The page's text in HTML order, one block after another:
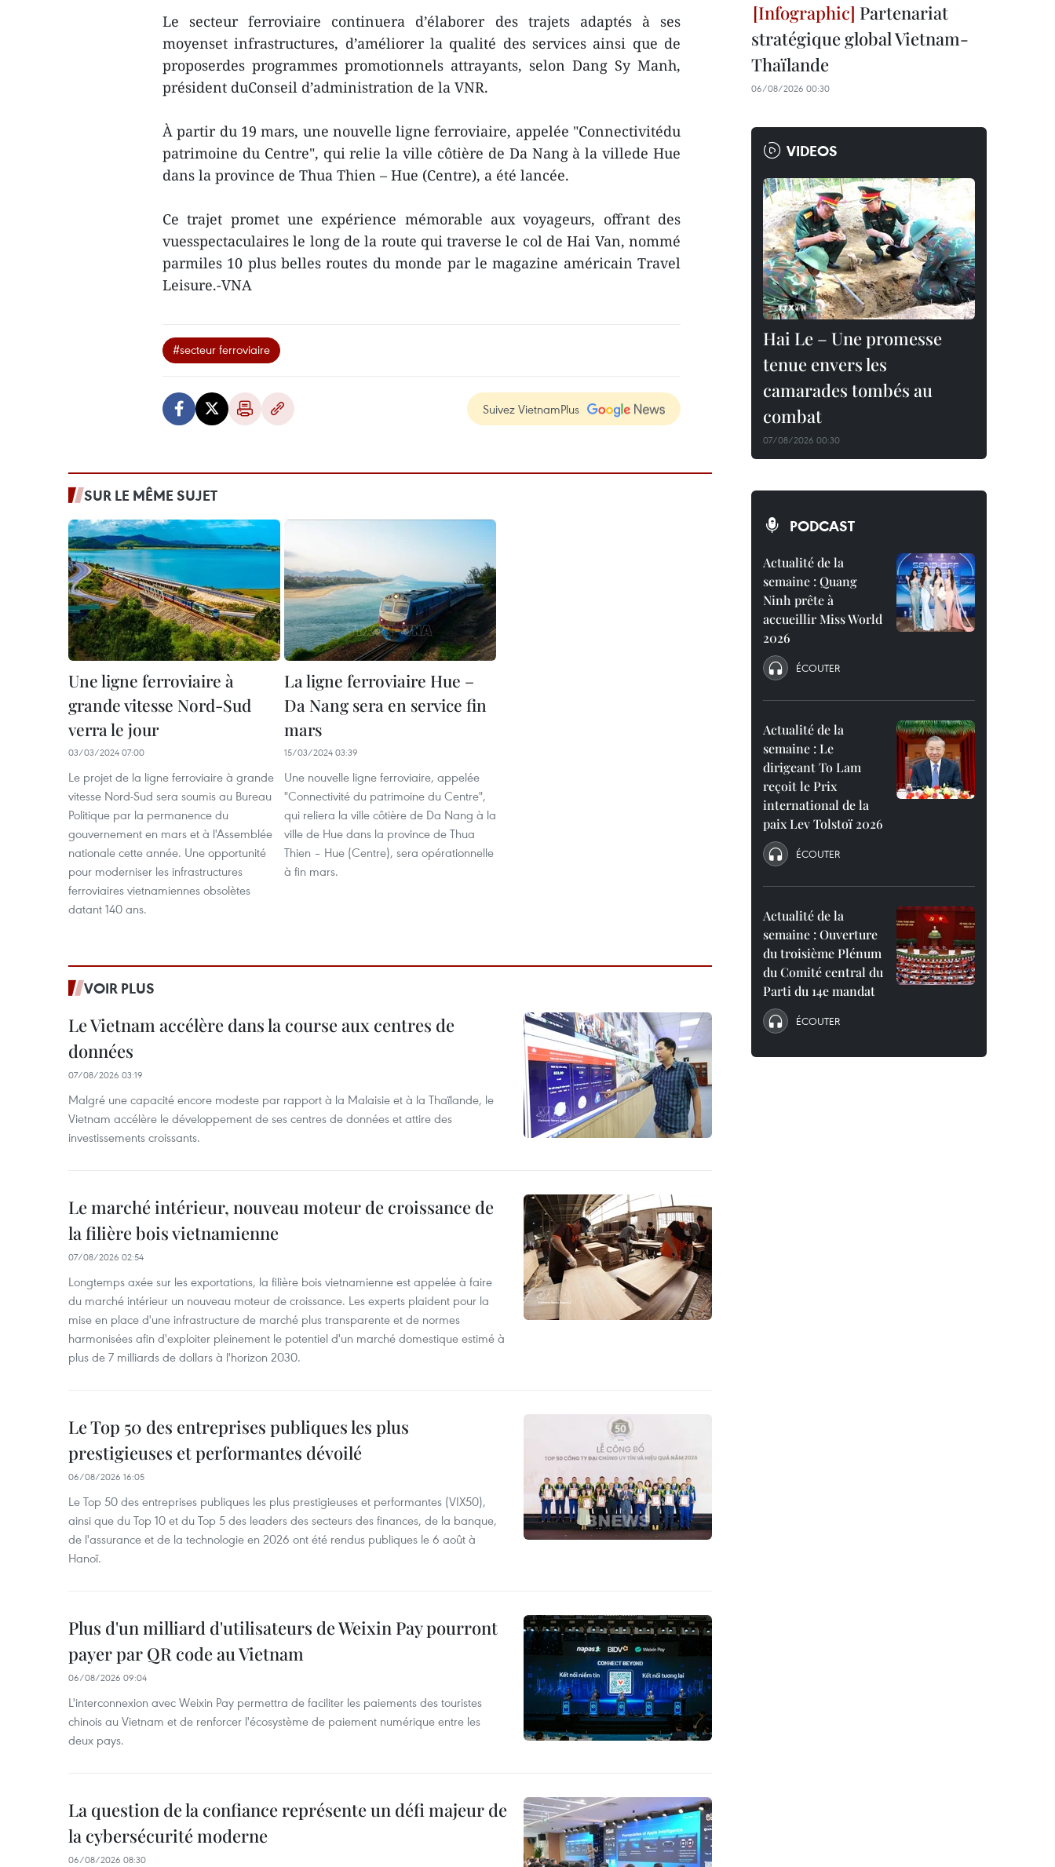
Le secteur ferroviaire continuera d’élaborer des trajets adaptés à ses
moyenset infrastructures, d’améliorer la qualité des services ainsi que de
proposerdes programmes promotionnels attrayants, selon Dang Sy Manh,
président duConseil d’administration de la VNR.
À partir du 19 mars, une nouvelle ligne ferroviaire, appelée "Connectivitédu
patrimoine du Centre", qui relie la ville côtière de Da Nang à la villede Hue
dans la province de Thua Thien – Hue (Centre), a été lancée.
Ce trajet promet une expérience mémorable aux voyageurs, offrant des
vuesspectaculaires le long de la route qui traverse le col de Hai Van, nommé
parmiles 10 plus belles routes du monde par le magazine américain Travel
Leisure.-VNA
#secteur ferroviaire
Suivez VietnamPlus
SUR LE MÊME SUJET
Une ligne ferroviaire à
grande vitesse Nord-Sud
verra le jour
03/03/2024 07:00
Le projet de la ligne ferroviaire à grande
vitesse Nord-Sud sera soumis au Bureau
Politique par la permanence du
gouvernement en mars et à l'Assemblée
nationale cette année. Une opportunité
pour moderniser les infrastructures
ferroviaires vietnamiennes obsolètes
datant 140 ans.
La ligne ferroviaire Hue –
Da Nang sera en service fin
mars
15/03/2024 03:39
Une nouvelle ligne ferroviaire, appelée
"Connectivité du patrimoine du Centre",
qui reliera la ville côtière de Da Nang à la
ville de Hue dans la province de Thua
Thien – Hue (Centre), sera opérationnelle
à fin mars.
VOIR PLUS
Le Vietnam accélère dans la course aux centres de
données
07/08/2026 03:19
Malgré une capacité encore modeste par rapport à la Malaisie et à la Thaïlande, le
Vietnam accélère le développement de ses centres de données et attire des
investissements croissants.
Le marché intérieur, nouveau moteur de croissance de
la filière bois vietnamienne
07/08/2026 02:54
Longtemps axée sur les exportations, la filière bois vietnamienne est appelée à faire
du marché intérieur un nouveau moteur de croissance. Les experts plaident pour la
mise en place d'une infrastructure de marché plus transparente et de normes
harmonisées afin d'exploiter pleinement le potentiel d'un marché domestique estimé à
plus de 7 milliards de dollars à l'horizon 2030.
Le Top 50 des entreprises publiques les plus
prestigieuses et performantes dévoilé
06/08/2026 16:05
Le Top 50 des entreprises publiques les plus prestigieuses et performantes (VIX50),
ainsi que du Top 10 et du Top 5 des leaders des secteurs des finances, de la banque,
de l'assurance et de la technologie en 2026 ont été rendus publiques le 6 août à
Hanoï.
Plus d'un milliard d'utilisateurs de Weixin Pay pourront
payer par QR code au Vietnam
06/08/2026 09:04
L'interconnexion avec Weixin Pay permettra de faciliter les paiements des touristes
chinois au Vietnam et de renforcer l'écosystème de paiement numérique entre les
deux pays.
La question de la confiance représente un défi majeur de
la cybersécurité moderne
06/08/2026 08:30
Partenariat
stratégique global Vietnam-
Thaïlande
06/08/2026 00:30
VIDEOS
Hai Le – Une promesse
tenue envers les
camarades tombés au
combat
07/08/2026 00:30
PODCAST
Actualité de la
semaine : Quang
Ninh prête à
accueillir Miss World
2026
ÉCOUTER
Actualité de la
semaine : Le
dirigeant To Lam
reçoit le Prix
international de la
paix Lev Tolstoï 2026
ÉCOUTER
Actualité de la
semaine : Ouverture
du troisième Plénum
du Comité central du
Parti du 14e mandat
ÉCOUTER